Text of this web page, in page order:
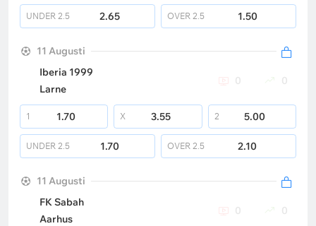
UNDER 2.5 2.65 OVER 2.5 1.50
11 Augusti
Iberia 1999
Larne
0 0
1 1.70 X 3.55 2 5.00
UNDER 2.5 1.70 OVER 2.5 2.10
11 Augusti
FK Sabah
Aarhus
0 0